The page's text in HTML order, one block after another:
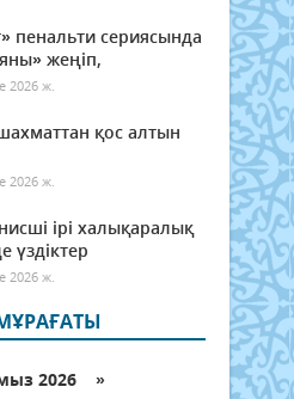
пенальти сериясында
жеңіп,
2026 ж.
қос алтын
2026 ж.
ірі халықаралық
үздіктер
2026 ж.
2026 »